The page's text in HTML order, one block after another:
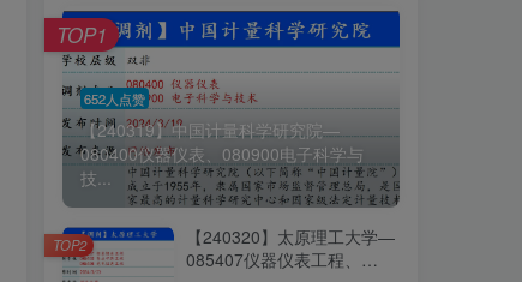
652人点赞
【240319】中国计量科学研究院—
080400仪器仪表、080900电子科学与
技...
TOP1
【240320】太原理工大学—
085407仪器仪表工程、
TOP2